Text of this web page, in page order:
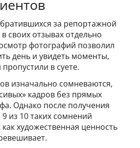
за репортажной
своих отзывах отдельно
фотографий позволил
день и увидеть моменты,
в суете.
изначально сомневаются,
кадров без прямых
Однако после получения
из 10 таких сомнений
художественная ценность